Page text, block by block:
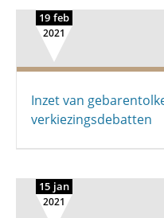
19 feb
2021
Inzet van
verkiezingsdebatten
15 jan
2021